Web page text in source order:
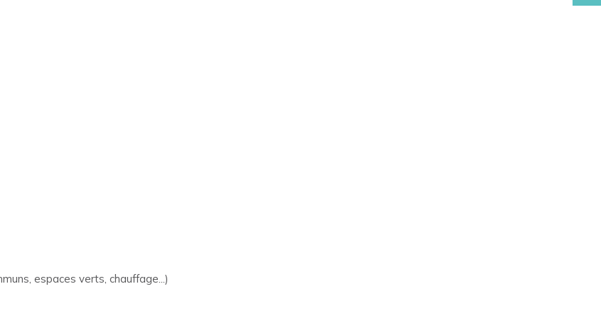
espaces verts, chauffage...)